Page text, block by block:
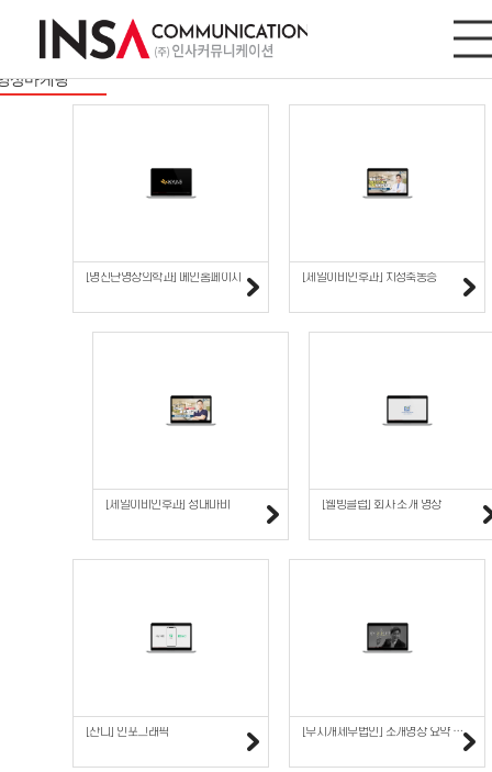
영상마케팅
이트/모바일
디지털마케팅
상마케팅
[명진단영상의학과] 메인홈페이지 [제일이비인후과] 치성축농증
[제일이비인후과] 성대마비 [웰빙클럽] 회사 소개 영상
[잔디] 인포그래픽 [무지개세무법인] 소개영상 요약 1편